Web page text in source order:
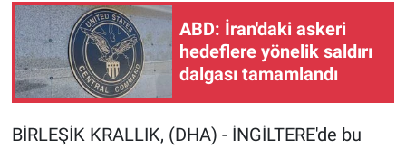
ABD: İran'daki askeri
hedeflere yönelik saldırı
dalgası tamamlandı
BİRLEŞİK KRALLIK, (DHA) - İNGİLTERE'de bu
Gün Bitiyor
Gün Ortası
Gündem Özel